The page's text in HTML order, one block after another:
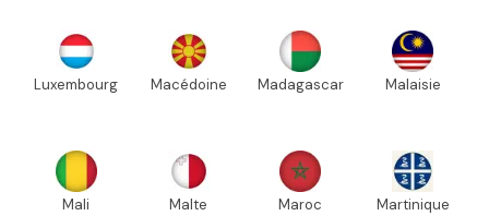
Luxembourg Macédoine Madagascar Malaisie
Mali Malte Maroc Martinique